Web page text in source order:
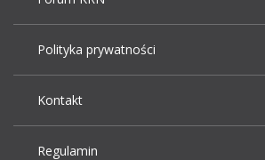
Polityka prywatności
Kontakt
Regulamin